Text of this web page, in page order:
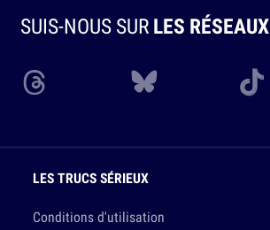
SUIS-NOUS SURLES RÉSEAUX
LES TRUCS SÉRIEUX
Conditions d'utilisation